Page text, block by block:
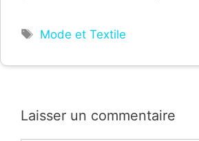
Étiquettes
Mode et Textile
Laisser un commentaire